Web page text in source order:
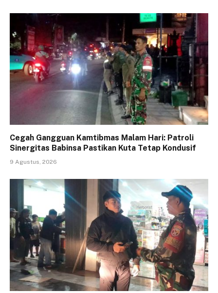
Cegah Gangguan Kamtibmas Malam Hari: Patroli
Sinergitas Babinsa Pastikan Kuta Tetap Kondusif
9 Agustus, 2026